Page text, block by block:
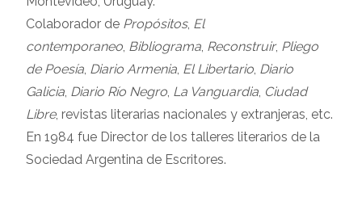
Colaborador de Propósitos, El
contemporaneo Bibliograma Reconstruir, Pliego
de Poesía Diario Armenia El Libertario Diario
Galicia Diario Río Negro La Vanguardia Ciudad
Libre, revistas literarias nacionales y extranjeras, etc.
En 1984 fue Director de los talleres literarios de la
Sociedad Argentina de Escritores.